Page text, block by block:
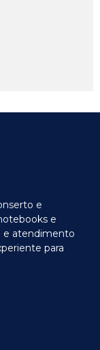
e
e
e atendimento
para